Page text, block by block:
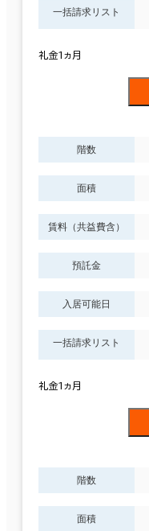
一括請求リスト
礼金1ヵ月
階数
面積
賃料（共益費含）
預託金
入居可能日
一括請求リスト
礼金1ヵ月
階数
面積